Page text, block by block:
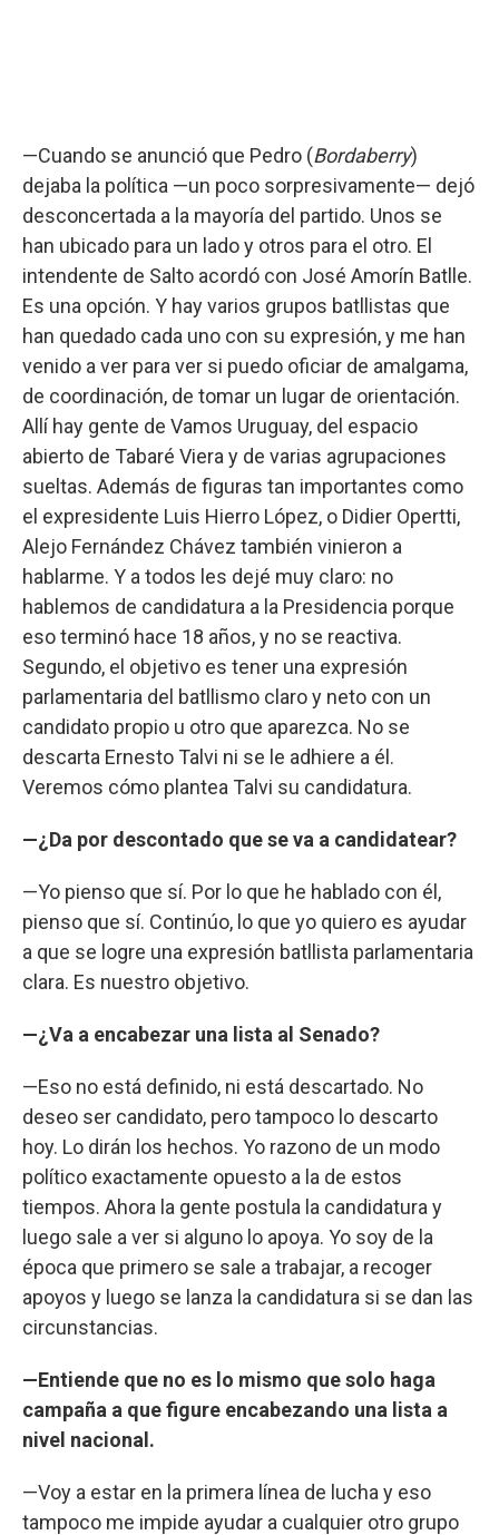
—Cuando se anunció que Pedro (Bordaberry)
dejaba la política —un poco sorpresivamente— dejó
desconcertada a la mayoría del partido. Unos se
han ubicado para un lado y otros para el otro. El
intendente de Salto acordó con José Amorín Batlle.
Es una opción. Y hay varios grupos batllistas que
han quedado cada uno con su expresión, y me han
venido a ver para ver si puedo oficiar de amalgama,
de coordinación, de tomar un lugar de orientación.
Allí hay gente de Vamos Uruguay, del espacio
abierto de Tabaré Viera y de varias agrupaciones
sueltas. Además de figuras tan importantes como
el expresidente Luis Hierro López, o Didier Opertti,
Alejo Fernández Chávez también vinieron a
hablarme. Y a todos les dejé muy claro: no
hablemos de candidatura a la Presidencia porque
eso terminó hace 18 años, y no se reactiva.
Segundo, el objetivo es tener una expresión
parlamentaria del batllismo claro y neto con un
candidato propio u otro que aparezca. No se
descarta Ernesto Talvi ni se le adhiere a él.
Veremos cómo plantea Talvi su candidatura.
—¿Da por descontado que se va a candidatear?
—Yo pienso que sí. Por lo que he hablado con él,
pienso que sí. Continúo, lo que yo quiero es ayudar
a que se logre una expresión batllista parlamentaria
clara. Es nuestro objetivo.
—¿Va a encabezar una lista al Senado?
—Eso no está definido, ni está descartado. No
deseo ser candidato, pero tampoco lo descarto
hoy. Lo dirán los hechos. Yo razono de un modo
político exactamente opuesto a la de estos
tiempos. Ahora la gente postula la candidatura y
luego sale a ver si alguno lo apoya. Yo soy de la
época que primero se sale a trabajar, a recoger
apoyos y luego se lanza la candidatura si se dan las
circunstancias.
—Entiende que no es lo mismo que solo haga
campaña a que figure encabezando una lista a
nivel nacional.
—Voy a estar en la primera línea de lucha y eso
tampoco me impide ayudar a cualquier otro grupo